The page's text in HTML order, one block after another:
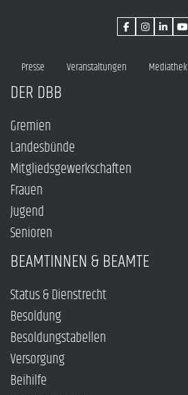
Presse Veranstaltungen Mediathek
DER DBB
Gremien
Landesbünde
Mitgliedsgewerkschaften
Frauen
Jugend
Senioren
BEAMTINNEN & BEAMTE
Status & Dienstrecht
Besoldung
Besoldungstabellen
Versorgung
Beihilfe